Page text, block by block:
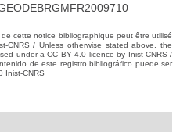
cette notice bibliographique peut être utilisé
CNRS / Unless otherwise stated above, the
under a CC BY 4.0 licence by Inist-CNRS /
de este registro bibliográfico puede ser
Inist-CNRS